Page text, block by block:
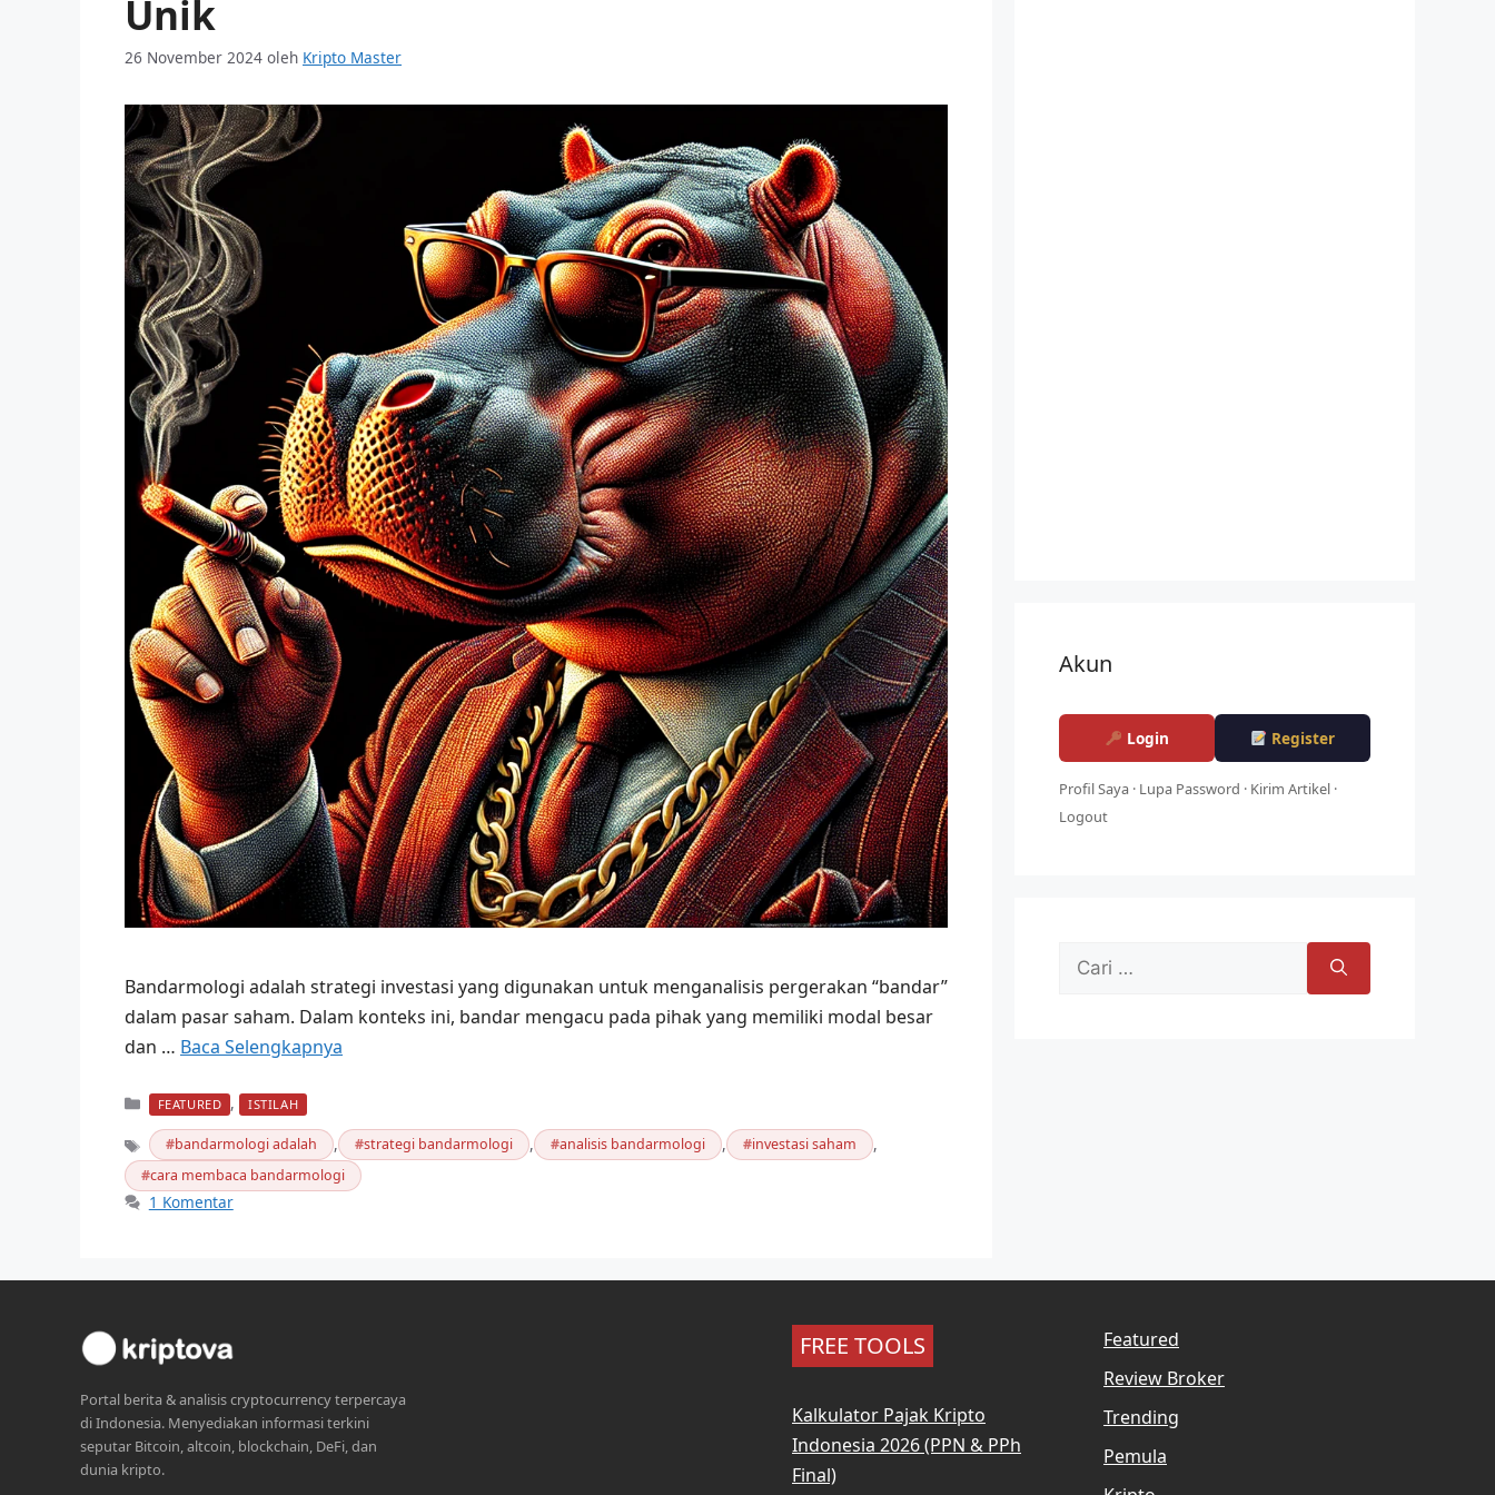
Unik
26 November 2024 oleh Kripto Master
Bandarmologi adalah strategi investasi yang digunakan untuk menganalisis pergerakan “bandar”
dalam pasar saham. Dalam konteks ini, bandar mengacu pada pihak yang memiliki modal besar
dan … Baca Selengkapnya
Kategori
FEATURED , ISTILAH
Tag
bandarmologi adalah , strategi bandarmologi , analisis bandarmologi , investasi saham ,
cara membaca bandarmologi
1 Komentar
Akun
Login Register
Profil Saya · Lupa Password · Kirim Artikel ·
Logout
Cari
Portal berita & analisis cryptocurrency terpercaya
di Indonesia. Menyediakan informasi terkini
seputar Bitcoin, altcoin, blockchain, DeFi, dan
dunia kripto.
FREE TOOLS
Kalkulator Pajak Kripto
Indonesia 2026 (PPN & PPh
Final)
Featured
Review Broker
Trending
Pemula